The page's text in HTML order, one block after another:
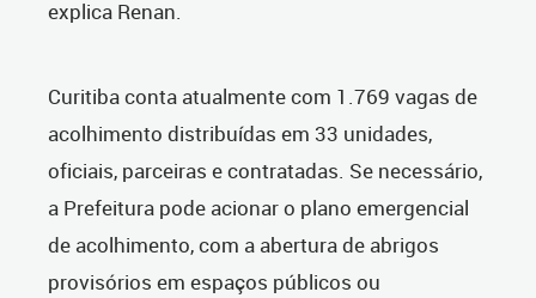
explica Renan.
Curitiba conta atualmente com 1.769 vagas de
acolhimento distribuídas em 33 unidades,
oficiais, parceiras e contratadas. Se necessário,
a Prefeitura pode acionar o plano emergencial
de acolhimento, com a abertura de abrigos
provisórios em espaços públicos ou